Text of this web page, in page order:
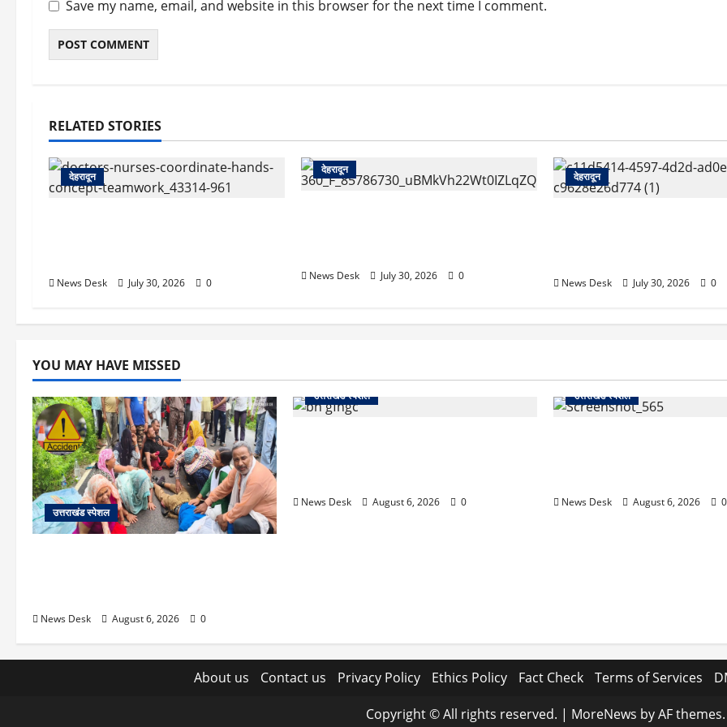
Save my name, email, and website in this browser for the next time I comment.
RELATED STORIES
देहरादून
News Desk July 30, 2026 0
देहरादून
News Desk July 30, 2026 0
देहरादून
News Desk July 30, 2026 0
YOU MAY HAVE MISSED
उत्तराखंड स्पेशल
News Desk August 6, 2026 0
उत्तराखंड स्पेशल
News Desk August 6, 2026 0
उत्तराखंड स्पेशल
News Desk August 6, 2026 0
About us Contact us Privacy Policy Ethics Policy Fact Check Terms of Services
Copyright © All rights reserved. | MoreNews by AF themes.